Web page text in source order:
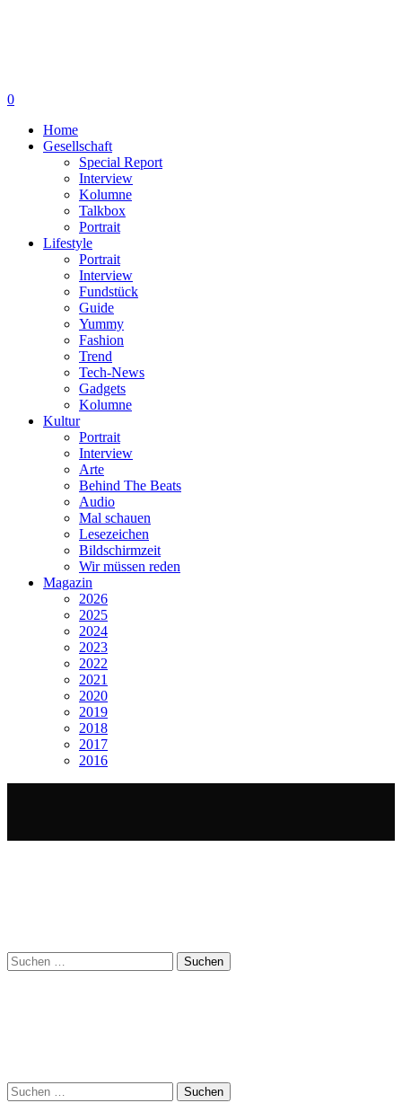
0
Home
Gesellschaft
Special Report
Interview
Kolumne
Talkbox
Portrait
Lifestyle
Portrait
Interview
Fundstück
Guide
Yummy
Fashion
Trend
Tech-News
Gadgets
Kolumne
Kultur
Portrait
Interview
Arte
Behind The Beats
Audio
Mal schauen
Lesezeichen
Bildschirmzeit
Wir müssen reden
Magazin
2026
2025
2024
2023
2022
2021
2020
2019
2018
2017
2016
Suchen
nach:
Suchen